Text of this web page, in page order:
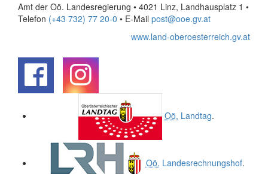
Amt der Oö. Landesregierung • 4021 Linz, Landhausplatz 1 •
Telefon (+43 732) 77 20-0 • E-Mail post@ooe.gv.at
www.land-oberoesterreich.gv.at
Oö. Landtag.
Oö. Landesrechnungshof.